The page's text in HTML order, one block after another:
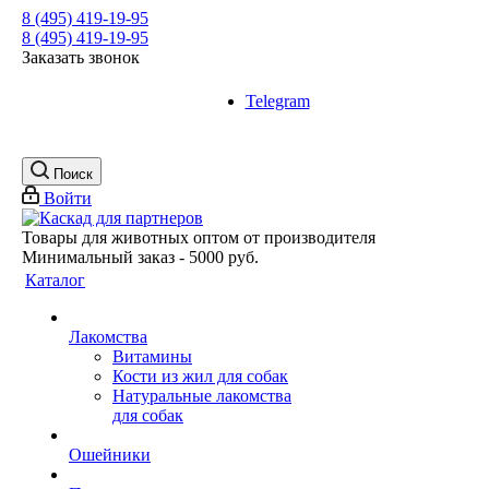
8 (495) 419-19-95
8 (495) 419-19-95
Заказать звонок
Telegram
Поиск
Войти
Товары для животных оптом от производителя
Минимальный заказ - 5000 руб.
Каталог
Лакомства
Витамины
Кости из жил для собак
Натуральные лакомства
для собак
Ошейники